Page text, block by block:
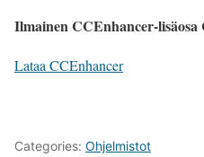
Ilmainen CCEnhancer-
Lataa CCEnhancer
Categories: Ohjelmistot